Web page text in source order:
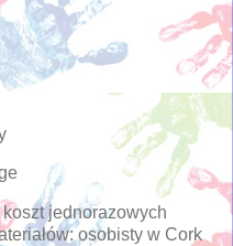
jednorazowych
osobisty w Cork